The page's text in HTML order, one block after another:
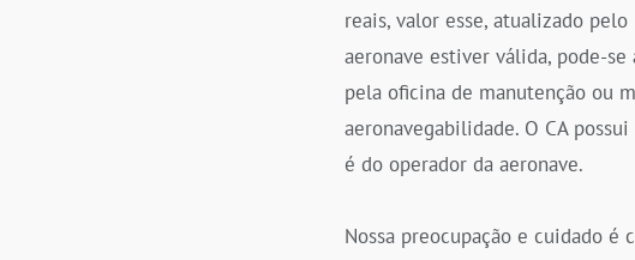
reais, valor esse, atualizado
aeronave estiver válida, pode-
pela oficina de manutenção ou
aeronavegabilidade. O CA
é do operador da aeronave.
Nossa preocupação e cuidado é